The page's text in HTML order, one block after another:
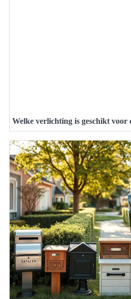
Welke verlichting is geschikt voor